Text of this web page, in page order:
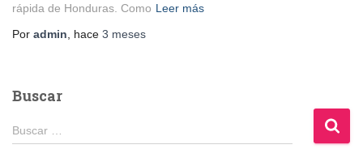
rápida de Honduras. Como Leer más
Por admin , hace 3 meses
Buscar
B
u
Buscar …